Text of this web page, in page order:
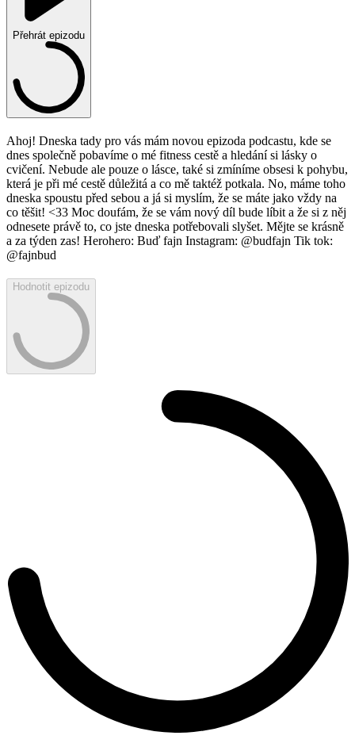
Přehrát epizodu
Ahoj! Dneska tady pro vás mám novou epizoda podcastu, kde se
dnes společně pobavíme o mé fitness cestě a hledání si lásky o
cvičení. Nebude ale pouze o lásce, také si zmíníme obsesi k pohybu,
která je při mé cestě důležitá a co mě taktéž potkala. No, máme toho
dneska spoustu před sebou a já si myslím, že se máte jako vždy na
co těšit! <33 Moc doufám, že se vám nový díl bude líbit a že si z něj
odnesete právě to, co jste dneska potřebovali slyšet. Mějte se krásně
a za týden zas! Herohero: Buď fajn Instagram: @budfajn Tik tok:
@fajnbud
Hodnotit epizodu